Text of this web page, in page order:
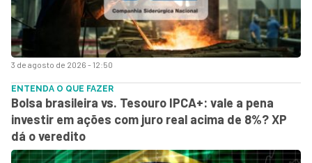
3 de agosto de 2026 - 12:50
ENTENDA O QUE FAZER
Bolsa brasileira vs. Tesouro IPCA+: vale a pena
investir em ações com juro real acima de 8%? XP
dá o veredito